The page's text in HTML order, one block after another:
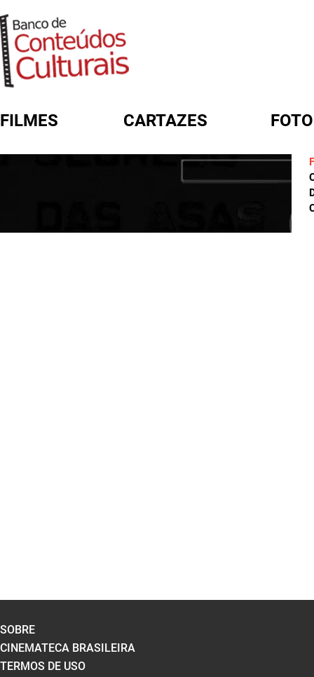
FILMES CARTAZES
FORMULÁRIO DE BUSCA
SOBRE
CINEMATECA BRASILEIRA
TERMOS DE USO